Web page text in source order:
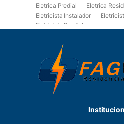
Eletrica Predial
Eletrica
Eletricista Instalador
Eletricista Predial
Eletricista Residencial
Eletricista Residencial E Predial
Eletricistas de Manutenção
Empresa de Instalações
Empresa de Manutenção Eletrica
Empresa de Prestação de
Fiação para Instalação Eletrica